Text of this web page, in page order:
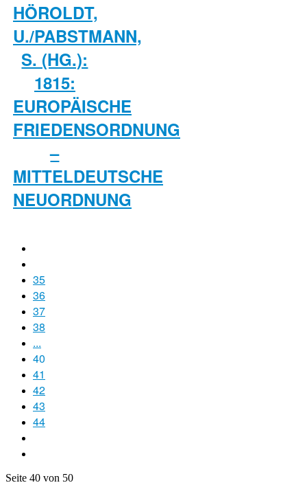
HÖROLDT,
U./PABSTMANN,
S. (HG.):
1815:
EUROPÄISCHE
FRIEDENSORDNUNG
–
MITTELDEUTSCHE
NEUORDNUNG
35
36
37
38
...
40
41
42
43
44
Seite 40 von 50